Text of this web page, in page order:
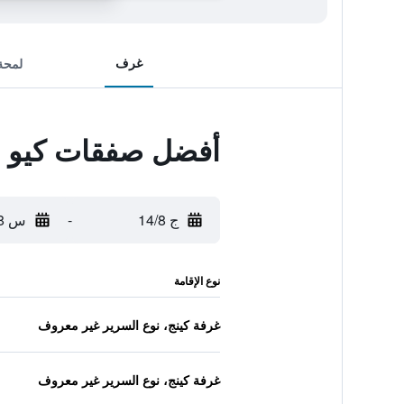
غرف
أفضل صفقات كيو
ج 14/8 - س 15/8
نوع الإقامة
غرفة كينج، نوع السرير غير معروف
غرفة كينج، نوع السرير غير معروف